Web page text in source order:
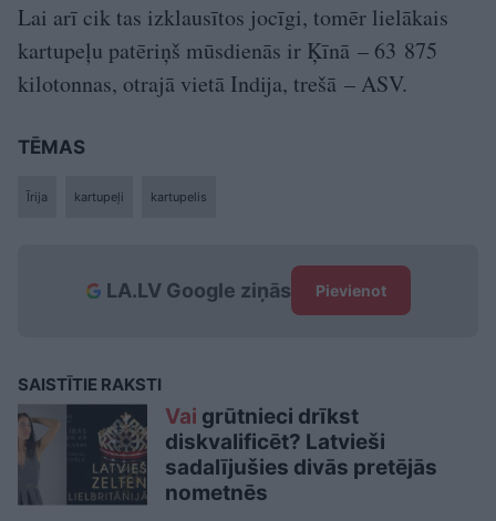
Lai arī cik tas izklausītos jocīgi, tomēr lielākais
kartupeļu patēriņš mūsdienās ir Ķīnā – 63 875
kilotonnas, otrajā vietā Indija, trešā – ASV.
TĒMAS
Īrija kartupeļi kartupelis
LA.LV Google ziņās Pievienot
SAISTĪTIE RAKSTI
Vai grūtnieci drīkst
diskvalificēt? Latvieši
sadalījušies divās pretējās
nometnēs